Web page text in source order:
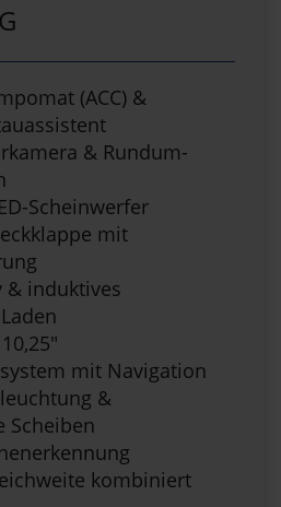
(ACC) &
& Rundum-
Scheinwerfer
mit
& induktives
mit Navigation
&
Scheiben
kombiniert